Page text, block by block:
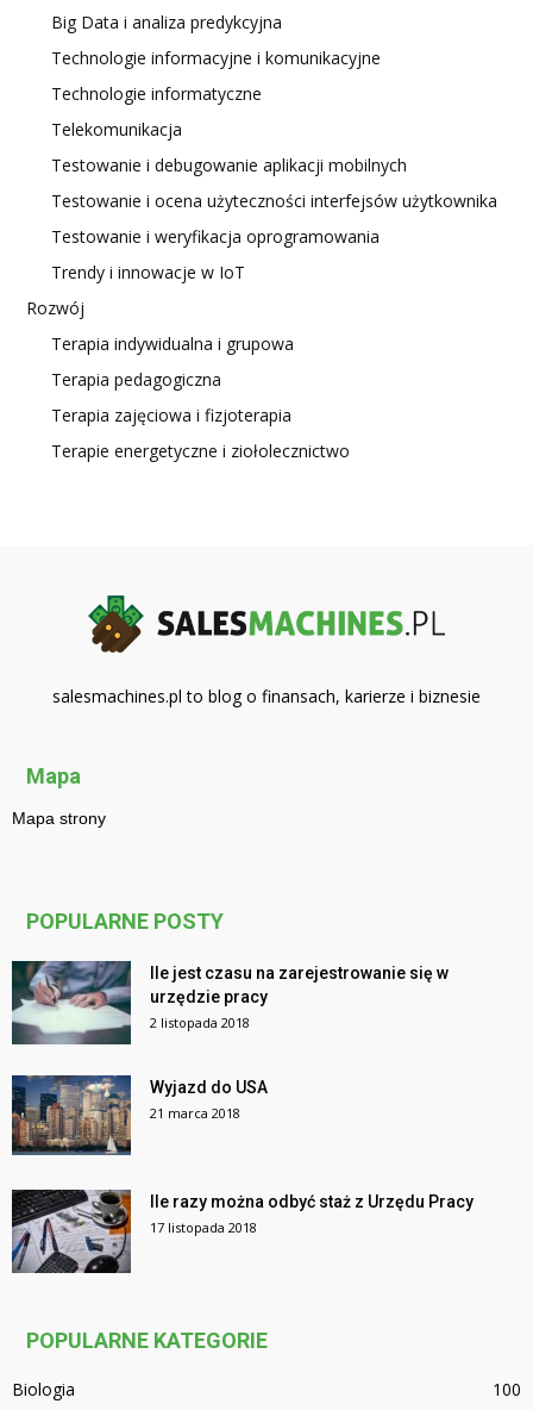
Big Data i analiza predykcyjna
Technologie informacyjne i komunikacyjne
Technologie informatyczne
Telekomunikacja
Testowanie i debugowanie aplikacji mobilnych
Testowanie i ocena użyteczności interfejsów użytkownika
Testowanie i weryfikacja oprogramowania
Trendy i innowacje w IoT
Rozwój
Terapia indywidualna i grupowa
Terapia pedagogiczna
Terapia zajęciowa i fizjoterapia
Terapie energetyczne i ziołolecznictwo
salesmachines.pl to blog o finansach, karierze i biznesie
Mapa
Mapa strony
POPULARNE POSTY
Ile jest czasu na zarejestrowanie się w
urzędzie pracy
2 listopada 2018
Wyjazd do USA
21 marca 2018
Ile razy można odbyć staż z Urzędu Pracy
17 listopada 2018
POPULARNE KATEGORIE
Biologia 100